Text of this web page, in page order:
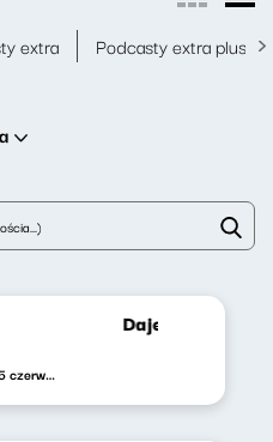
extra Podcasty extra plus
Dajemy poecie
25 czerwca 2021